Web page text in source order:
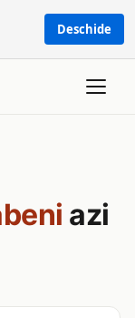
Deschide
azi